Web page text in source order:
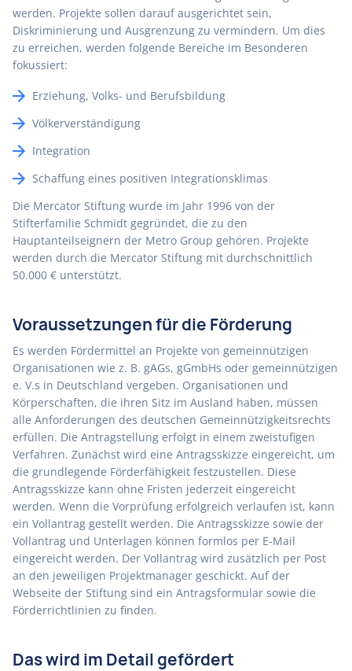
werden. Projekte sollen darauf ausgerichtet sein,
Diskriminierung und Ausgrenzung zu vermindern. Um dies
zu erreichen, werden folgende Bereiche im Besonderen
fokussiert:
Erziehung, Volks- und Berufsbildung
Völkerverständigung
Integration
Schaffung eines positiven Integrationsklimas
Die Mercator Stiftung wurde im Jahr 1996 von der
Stifterfamilie Schmidt gegründet, die zu den
Hauptanteilseignern der Metro Group gehören. Projekte
werden durch die Mercator Stiftung mit durchschnittlich
50.000 € unterstützt.
Voraussetzungen für die Förderung
Es werden Fördermittel an Projekte von gemeinnützigen
Organisationen wie z. B. gAGs, gGmbHs oder gemeinnützigen
e. V.s in Deutschland vergeben. Organisationen und
Körperschaften, die ihren Sitz im Ausland haben, müssen
alle Anforderungen des deutschen Gemeinnützigkeitsrechts
erfüllen. Die Antragstellung erfolgt in einem zweistufigen
Verfahren. Zunächst wird eine Antragsskizze eingereicht, um
die grundlegende Förderfähigkeit festzustellen. Diese
Antragsskizze kann ohne Fristen jederzeit eingereicht
werden. Wenn die Vorprüfung erfolgreich verlaufen ist, kann
ein Vollantrag gestellt werden. Die Antragsskizze sowie der
Vollantrag und Unterlagen können formlos per E-Mail
eingereicht werden. Der Vollantrag wird zusätzlich per Post
an den jeweiligen Projektmanager geschickt. Auf der
Webseite der Stiftung sind ein Antragsformular sowie die
Förderrichtlinien zu finden.
Das wird im Detail gefördert